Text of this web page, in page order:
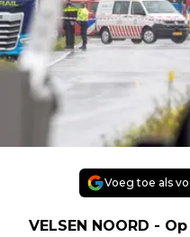
Voeg toe als
VELSEN NOORD -